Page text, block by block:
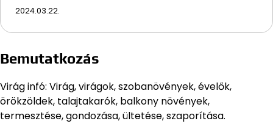
2024.03.22.
Bemutatkozás
Virág infó: Virág, virágok, szobanövények, évelők,
örökzöldek, talajtakarók, balkony növények,
termesztése, gondozása, ültetése, szaporítása.